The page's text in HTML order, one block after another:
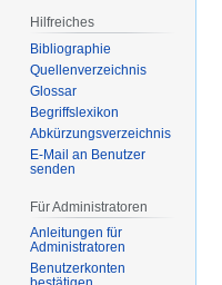
Hilfreiches
Bibliographie
Quellenverzeichnis
Glossar
Begriffslexikon
Abkürzungsverzeichnis
E-Mail an Benutzer
senden
Für Administratoren
Anleitungen für
Administratoren
Benutzerkonten